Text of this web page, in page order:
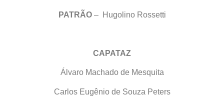
PATRÃO– Hugolino Rossetti
CAPATAZ
Álvaro Machado de Mesquita
Carlos Eugênio de Souza Peters